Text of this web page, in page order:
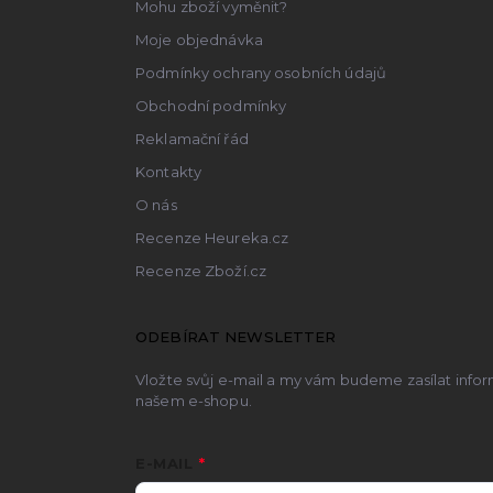
Mohu zboží vyměnit?
Moje objednávka
Podmínky ochrany osobních údajů
Obchodní podmínky
Reklamační řád
Kontakty
O nás
Recenze Heureka.cz
Recenze Zboží.cz
ODEBÍRAT NEWSLETTER
Vložte svůj e-mail a my vám budeme zasílat
našem e-shopu.